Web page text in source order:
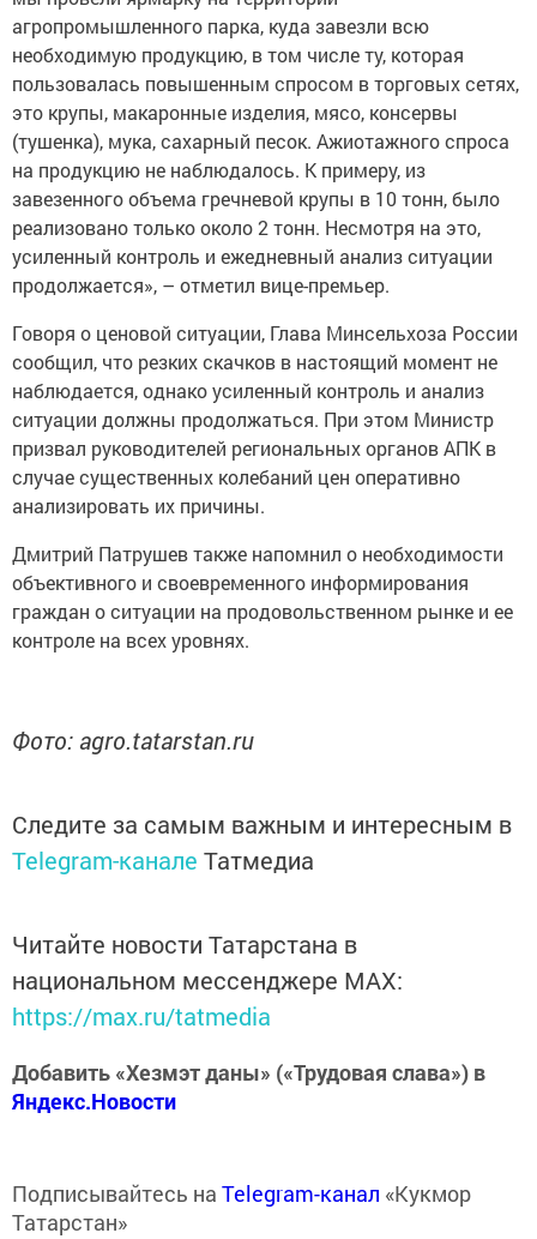
агропромышленного парка, куда завезли всю
необходимую продукцию, в том числе ту, которая
пользовалась повышенным спросом в торговых сетях,
это крупы, макаронные изделия, мясо, консервы
(тушенка), мука, сахарный песок. Ажиотажного спроса
на продукцию не наблюдалось. К примеру, из
завезенного объема гречневой крупы в 10 тонн, было
реализовано только около 2 тонн. Несмотря на это,
усиленный контроль и ежедневный анализ ситуации
продолжается», – отметил вице-премьер.
Говоря о ценовой ситуации, Глава Минсельхоза России
сообщил, что резких скачков в настоящий момент не
наблюдается, однако усиленный контроль и анализ
ситуации должны продолжаться. При этом Министр
призвал руководителей региональных органов АПК в
случае существенных колебаний цен оперативно
анализировать их причины.
Дмитрий Патрушев также напомнил о необходимости
объективного и своевременного информирования
граждан о ситуации на продовольственном рынке и ее
контроле на всех уровнях.
Фото: agro.tatarstan.ru
Следите за самым важным и интересным в
Telegram-канале Татмедиа
Читайте новости Татарстана в
национальном мессенджере MАХ:
https://max.ru/tatmedia
Добавить «Хезмэт даны» («Трудовая слава») в
Яндекс.Новости
Подписывайтесь на Telegram-канал «Кукмор
Татарстан»